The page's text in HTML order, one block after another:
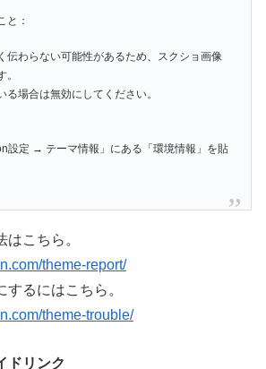
と：
伝わらない可能性があるため、スクショ画像
場合は無効にしてください。
設定 → テーマ情報」にある「環境情報」を貼
こちら。
theme-report/
るにはこちら。
theme-trouble/
ドリンク